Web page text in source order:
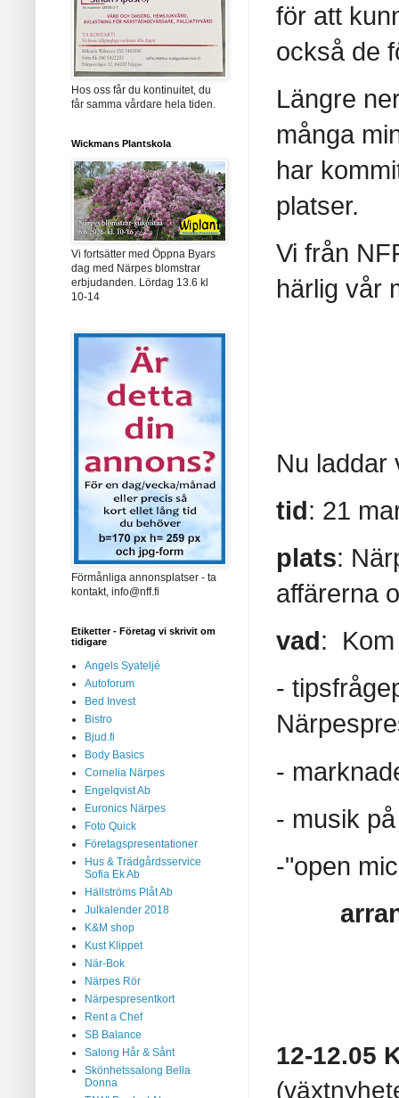
för att
också de
Längre
många
har
platser.
Vi från
härlig vår
Nu laddar
tid: 21
plats:
affärerna
vad: Kom
-
-
- musik
-"open
12-12.05
Hos oss får du kontinuitet, du
får samma vårdare hela tiden.
Wickmans Plantskola
Vi fortsätter med Öppna Byars
dag med Närpes blomstrar
erbjudanden. Lördag 13.6 kl
10-14
Förmånliga annonsplatser - ta
kontakt, info@nff.fi
Etiketter - Företag vi skrivit om
tidigare
Angels Syateljé
Autoforum
Bed Invest
Bistro
Bjud.fi
Body Basics
Cornelia Närpes
Engelqvist Ab
Euronics Närpes
Foto Quick
Företagspresentationer
Hus & Trädgårdsservice
Sofia Ek Ab
Hällströms Plåt Ab
Julkalender 2018
K&M shop
Kust Klippet
När-Bok
Närpes Rör
Närpespresentkort
Rent a Chef
SB Balance
Salong Hår & Sånt
Skönhetssalong Bella
Donna